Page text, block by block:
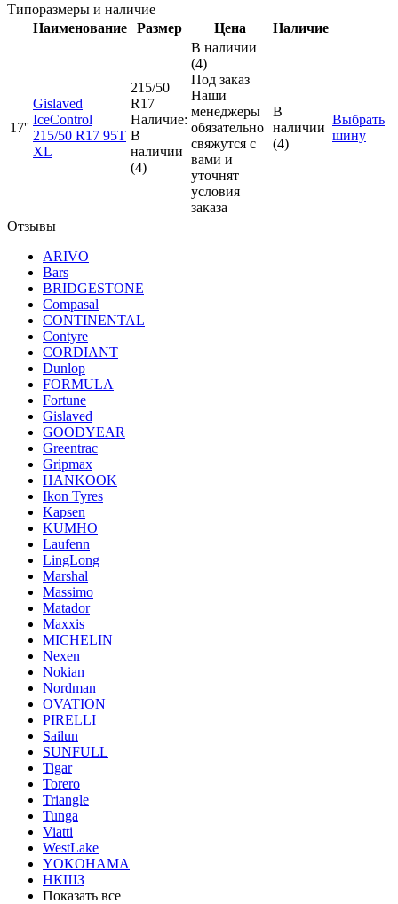
Типоразмеры и наличие
Наименование
Размер Цена Наличие
17''
Gislaved
IceControl
215/50 R17 95T
XL
215/50
R17
Наличие:
В
наличии
(4)
В наличии
(4)
Под заказ
Наши
менеджеры
обязательно
свяжутся с
вами и
уточнят
условия
заказа
В
наличии
(4)
Выбрать
шину
Отзывы
ARIVO
Bars
BRIDGESTONE
Compasal
CONTINENTAL
Contyre
CORDIANT
Dunlop
FORMULA
Fortune
Gislaved
GOODYEAR
Greentrac
Gripmax
HANKOOK
Ikon Tyres
Kapsen
KUMHO
Laufenn
LingLong
Marshal
Massimo
Matador
Maxxis
MICHELIN
Nexen
Nokian
Nordman
OVATION
PIRELLI
Sailun
SUNFULL
Tigar
Torero
Triangle
Tunga
Viatti
WestLake
YOKOHAMA
НКШЗ
Показать все